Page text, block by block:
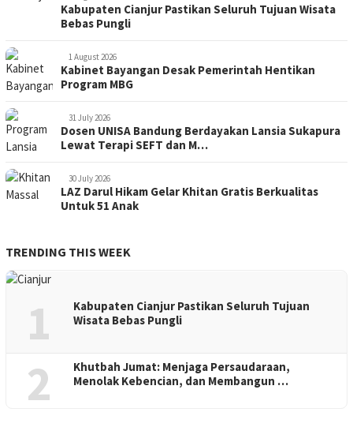
Kabupaten Cianjur Pastikan Seluruh Tujuan Wisata
Bebas Pungli
1 August 2026
Kabinet Bayangan Desak Pemerintah Hentikan
Program MBG
31 July 2026
Dosen UNISA Bandung Berdayakan Lansia Sukapura
Lewat Terapi SEFT dan M…
30 July 2026
LAZ Darul Hikam Gelar Khitan Gratis Berkualitas
Untuk 51 Anak
TRENDING THIS WEEK
1
Kabupaten Cianjur Pastikan Seluruh Tujuan
Wisata Bebas Pungli
2
Khutbah Jumat: Menjaga Persaudaraan,
Menolak Kebencian, dan Membangun …